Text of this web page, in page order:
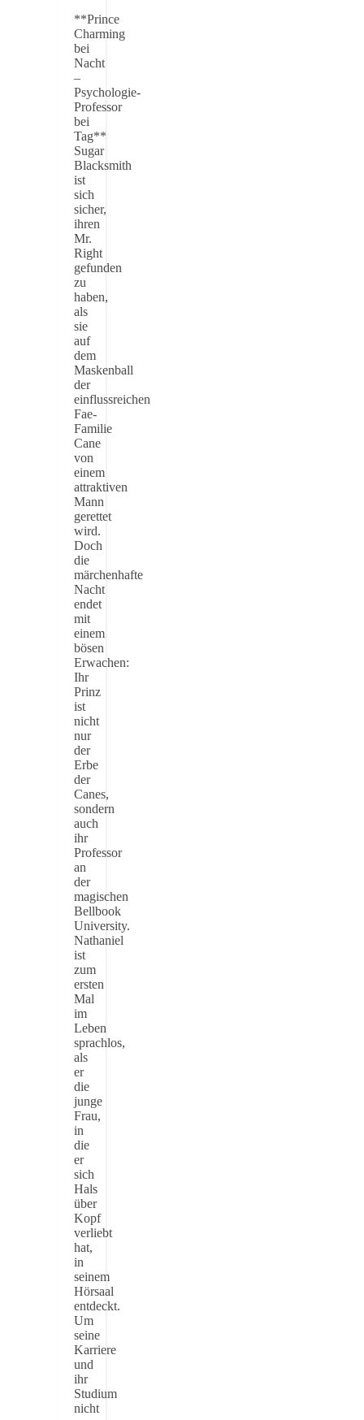
**Prince
Charming
bei
Nacht
–
Psychologie-
Professor
bei
Tag**
Sugar
Blacksmith
ist
sich
sicher,
ihren
Mr.
Right
gefunden
zu
haben,
als
sie
auf
dem
Maskenball
der
einflussreichen
Fae-
Familie
Cane
von
einem
attraktiven
Mann
gerettet
wird.
Doch
die
märchenhafte
Nacht
endet
mit
einem
bösen
Erwachen:
Ihr
Prinz
ist
nicht
nur
der
Erbe
der
Canes,
sondern
auch
ihr
Professor
an
der
magischen
Bellbook
University.
Nathaniel
ist
zum
ersten
Mal
im
Leben
sprachlos,
als
er
die
junge
Frau,
in
die
er
sich
Hals
über
Kopf
verliebt
hat,
in
seinem
Hörsaal
entdeckt.
Um
seine
Karriere
und
ihr
Studium
nicht